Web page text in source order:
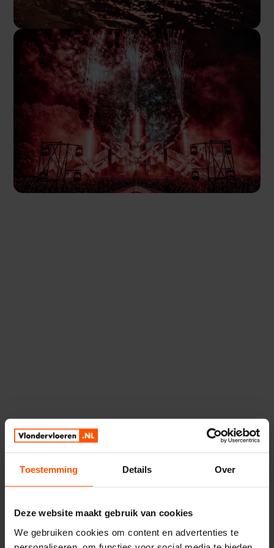
Toestemming Details Over
Deze website maakt gebruik van cookies
We gebruiken cookies om content en advertenties te